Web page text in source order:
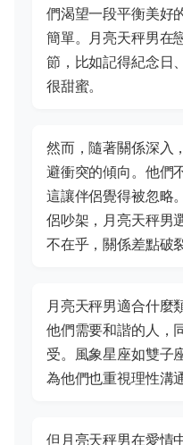
們渴望一段平衡美好
簡單。月亮天秤男在
節，比如記得紀念日
很甜蜜。
然而，隨著關係深入
避衝突的傾向。他們
這讓伴侶覺得被忽略
侶吵架，月亮天秤男
不在乎，關係差點破裂
月亮天秤男適合什麼
他們需要和諧的人，
受。風象星座如雙子
為他們也重視理性溝通
但月亮天秤男在愛情